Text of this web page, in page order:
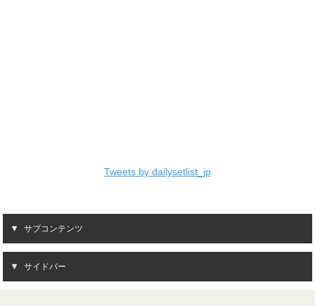
Tweets by dailysetlist_jp
サブコンテンツ
サイドバー